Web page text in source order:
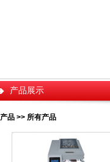
产品展示
产品 >> 所有产品